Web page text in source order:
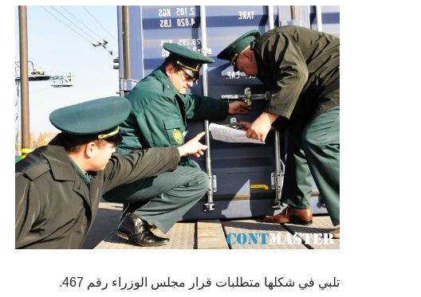
تلبي في شكلها متطلبات قرار مجلس الوزراء رقم 467.